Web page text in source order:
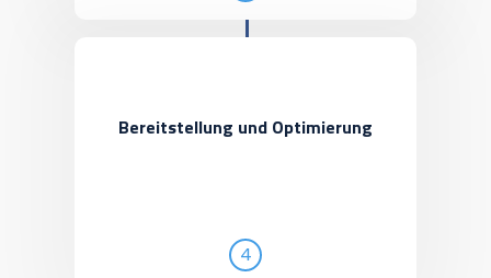
Bereitstellung und Optimierung
4